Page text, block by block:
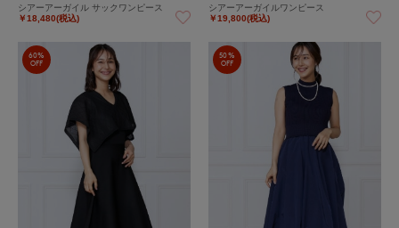
シアーアーガイル サックワンピース
￥18,480(税込)
シアーアーガイルワンピース
￥19,800(税込)
60%
OFF
50%
OFF